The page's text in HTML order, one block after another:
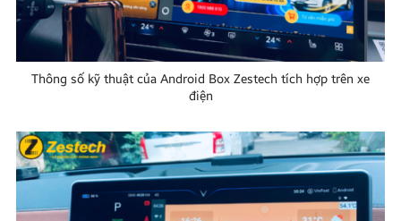
Thông số kỹ thuật của Android Box Zestech tích hợp trên xe
điện